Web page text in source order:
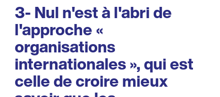
3- Nul n'est à l'abri de
l'approche «
organisations
internationales », qui est
celle de croire mieux